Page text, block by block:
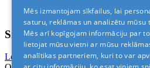
© 2011-2026> «ALANI SIA»
Sign In
Login with Facebook Login with
Mēs izmantojam sīkfailus, lai
saturu, reklāmas un analizētu mūsu
Mēs arī kopīgojam informāciju par
lietojat mūsu vietni ar mūsu
analītikas partneriem, kuri to var